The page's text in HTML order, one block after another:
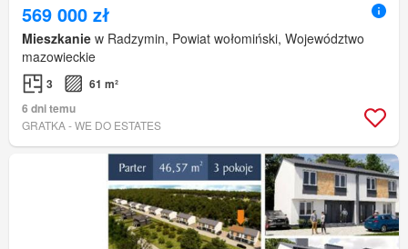
569 000 zł
Mieszkanie w Radzymin, Powiat wołomiński, Województwo
mazowieckie
3
61 m²
6 dni temu
GRATKA - WE DO ESTATES